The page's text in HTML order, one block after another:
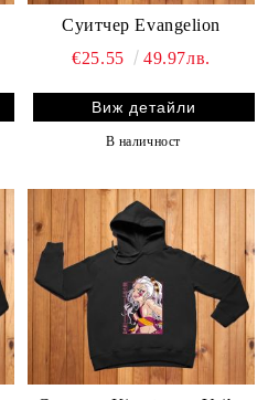
Суитчер Evangelion
€25.55
49.97лв.
Виж детайли
В наличност